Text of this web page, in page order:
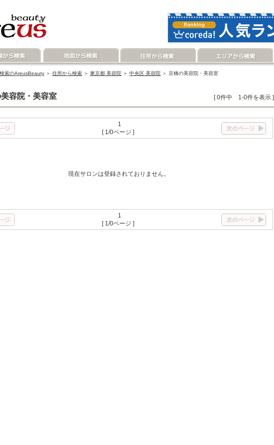
索のAreusBeauty ＞ 住所から検索 ＞ 東京都 美容院 ＞ 中央区 美容院 ＞ 京橋の美容院・美容室
容院・美容室 [ 0件中 1-0件を表示 ]
1
[ 1/0ページ ]
現在サロンは登録されておりません。
1
[ 1/0ページ ]